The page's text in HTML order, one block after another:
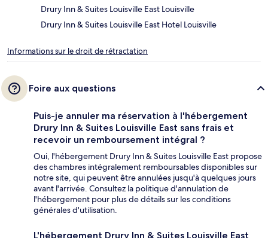
Drury Inn & Suites Louisville East Louisville
Drury Inn & Suites Louisville East Hotel Louisville
Informations sur le droit de rétractation
Foire aux questions
Puis-je annuler ma réservation à l'hébergement
Drury Inn & Suites Louisville East sans frais et
recevoir un remboursement intégral ?
Oui, l'hébergement Drury Inn & Suites Louisville East propose
des chambres intégralement remboursables disponibles sur
notre site, qui peuvent être annulées jusqu'à quelques jours
avant l'arrivée. Consultez la politique d'annulation de
l'hébergement pour plus de détails sur les conditions
générales d'utilisation.
L'hébergement Drury Inn & Suites Louisville East